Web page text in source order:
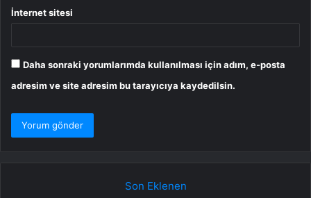
İnternet sitesi
Daha sonraki yorumlarımda kullanılması için adım, e-posta
adresim ve site adresim bu tarayıcıya kaydedilsin.
Son Eklenen